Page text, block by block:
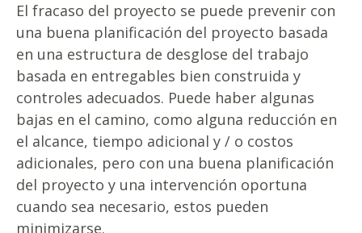
El fracaso del proyecto se puede prevenir con
una buena planificación del proyecto basada
en una estructura de desglose del trabajo
basada en entregables bien construida y
controles adecuados. Puede haber algunas
bajas en el camino, como alguna reducción en
el alcance, tiempo adicional y / o costos
adicionales, pero con una buena planificación
del proyecto y una intervención oportuna
cuando sea necesario, estos pueden
minimizarse.